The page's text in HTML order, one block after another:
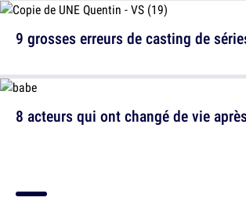
8 acteurs qui ont changé de vie
9 grosses erreurs de casting de